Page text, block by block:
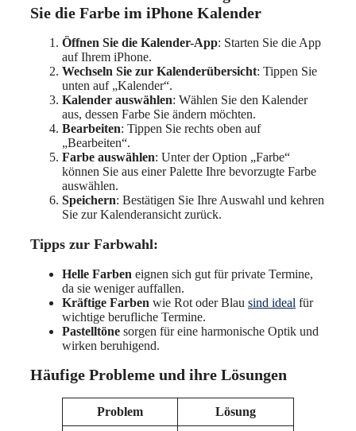
Sie die Farbe im iPhone Kalender
Öffnen Sie die Kalender-App: Starten Sie die App
auf Ihrem iPhone.
Wechseln Sie zur Kalenderübersicht: Tippen Sie
unten auf „Kalender“.
Kalender auswählen: Wählen Sie den Kalender
aus, dessen Farbe Sie ändern möchten.
Bearbeiten: Tippen Sie rechts oben auf
„Bearbeiten“.
Farbe auswählen: Unter der Option „Farbe“
können Sie aus einer Palette Ihre bevorzugte Farbe
auswählen.
Speichern: Bestätigen Sie Ihre Auswahl und kehren
Sie zur Kalenderansicht zurück.
Tipps zur Farbwahl:
Helle Farben eignen sich gut für private Termine,
da sie weniger auffallen.
Kräftige Farben wie Rot oder Blau sind ideal für
wichtige berufliche Termine.
Pastelltöne sorgen für eine harmonische Optik und
wirken beruhigend.
Häufige Probleme und ihre Lösungen
Problem Lösung